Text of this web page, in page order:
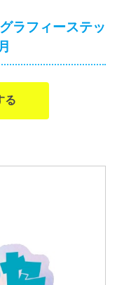
ラフィーステッ
る